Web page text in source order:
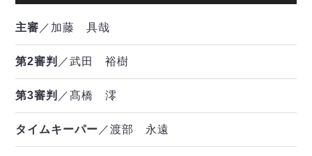
主審 ／加藤 具哉
第2審判 ／武田 裕樹
第3審判 ／髙橋 澪
タイムキーパー ／渡部 永遠